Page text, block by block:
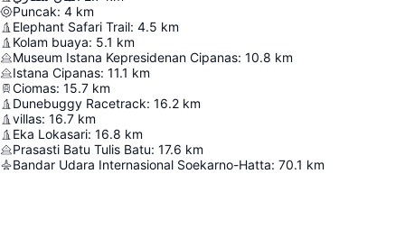
Puncak: 4 km
Elephant Safari Trail: 4.5 km
Kolam buaya: 5.1 km
Museum Istana Kepresidenan Cipanas: 10.8 km
Istana Cipanas: 11.1 km
Ciomas: 15.7 km
Dunebuggy Racetrack: 16.2 km
villas: 16.7 km
Eka Lokasari: 16.8 km
Prasasti Batu Tulis Batu: 17.6 km
Bandar Udara Internasional Soekarno-Hatta: 70.1 km